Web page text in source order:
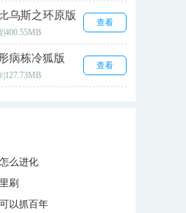
乌斯之环原版
400.55MB
查看
病栋冷狐版
127.73MB
查看
么进化
刷
以抓百年